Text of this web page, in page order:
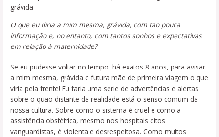
O que eu diria a mim mesma, grávida, com tão pouca
informação e, no entanto, com tantos sonhos e expectativas
em relação à maternidade?
Se eu pudesse voltar no tempo, há exatos 8 anos, para avisar
a mim mesma, grávida e futura mãe de primeira viagem o que
viria pela frente! Eu faria uma série de advertências e alertas
sobre o quão distante da realidade está o senso comum da
nossa cultura. Sobre como o sistema é cruel e como a
assistência obstétrica, mesmo nos hospitais ditos
vanguardistas, é violenta e desrespeitosa. Como muitos